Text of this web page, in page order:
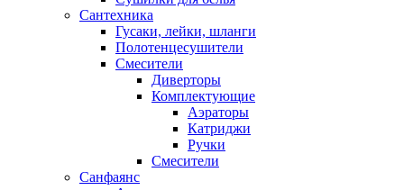
Сантехника
Гусаки, лейки, шланги
Полотенцесушители
Смесители
Диверторы
Комплектующие
Аэраторы
Катриджи
Ручки
Смесители
Санфаянс